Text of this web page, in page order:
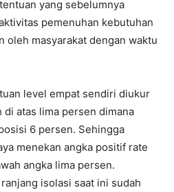
yang sebelumnya
pemenuhan kebutuhan
oleh masyarakat dengan waktu
level empat sendiri diukur
atas lima persen dimana
6 persen. Sehingga
menekan angka positif rate
angka lima persen.
isolasi saat ini sudah